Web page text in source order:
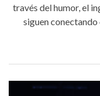
través del humor, el
siguen